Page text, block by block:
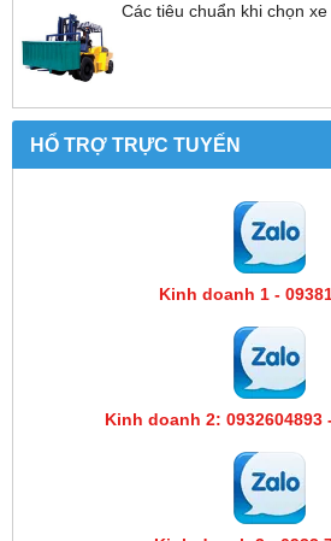
Các tiêu chuẩn khi chọn
HỔ TRỢ TRỰC TUYẾN
Kinh doanh 1 -
Kinh doanh 2: 0932604893